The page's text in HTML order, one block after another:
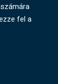
fel a